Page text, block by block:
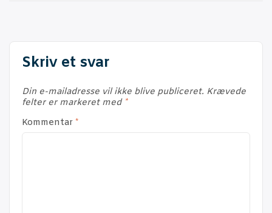
Skriv et svar
Din e-mailadresse vil ikke blive publiceret. Krævede
felter er markeret med *
Kommentar *